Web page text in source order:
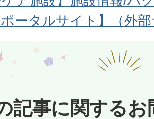
ータルサイト】（外
記事に関するお